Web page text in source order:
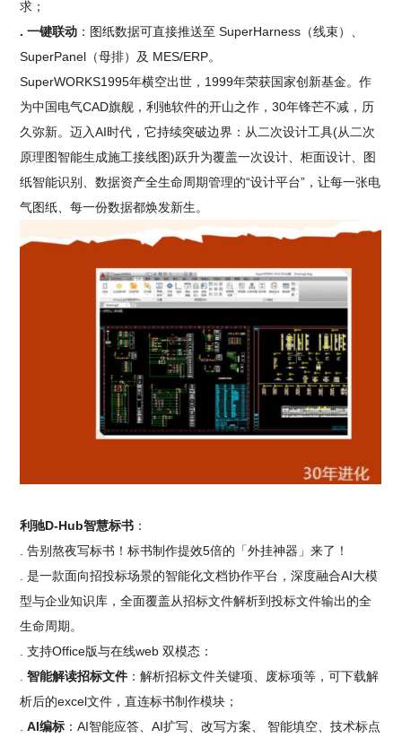
求；
. 一键联动 ：图纸数据可直接推送至 SuperHarness（线束）、
SuperPanel（母排）及 MES/ERP。
SuperWORKS1995年横空出世，1999年荣获国家创新基金。作
为中国电气CAD旗舰，利驰软件的开山之作，30年锋芒不减，历
久弥新。迈入AI时代，它持续突破边界：从二次设计工具(从二次
原理图智能生成施工接线图)跃升为覆盖一次设计、柜面设计、图
纸智能识别、数据资产全生命周期管理的“设计平台”，让每一张电
气图纸、每一份数据都焕发新生。
利驰D-Hub智慧标书 ：
. 告别熬夜写标书！标书制作提效5倍的「外挂神器」来了！
. 是一款面向招投标场景的智能化文档协作平台，深度融合AI大模
型与企业知识库，全面覆盖从招标文件解析到投标文件输出的全
生命周期。
. 支持Office版与在线web 双模态：
.智能解读招标文件 ：解析招标文件关键项、废标项等，可下载解
析后的excel文件，直连标书制作模块；
.AI编标 ：AI智能应答、AI扩写、改写方案、 智能填空、技术标点